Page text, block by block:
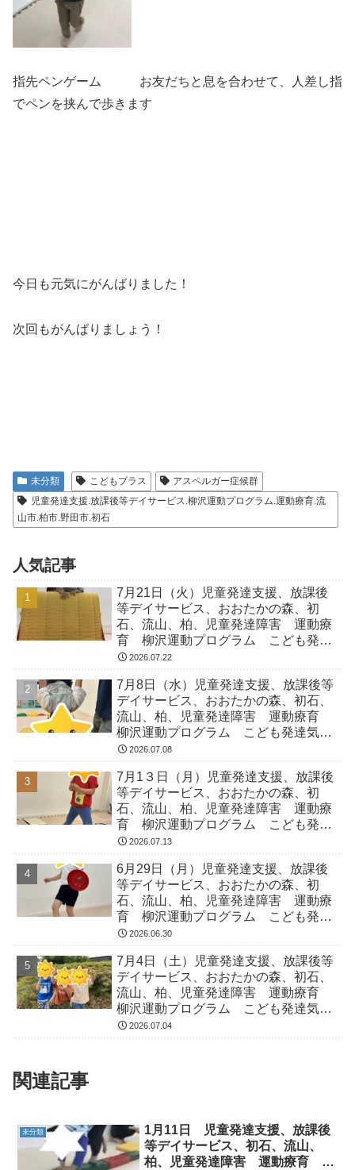
指先ペンゲーム お友だちと息を合わせて、人差し指
でペンを挟んで歩きます
今日も元気にがんばりました！
次回もがんばりましょう！
未分類 こどもプラス
アスペルガー症候群
児童発達支援.放課後等デイサービス.柳沢運動プログラム.運動療育.流
山市.柏市.野田市.初石
人気記事
7月21日（火）児童発達支援、放課後
等デイサービス、おおたかの森、初
石、流山、柏、児童発達障害 運動療
育 柳沢運動プログラム こども発達
気になる 発達障害 放デイ 自閉
2026.07.22
7月8日（水）児童発達支援、放課後等
デイサービス、おおたかの森、初石、
流山、柏、児童発達障害 運動療育
柳沢運動プログラム こども発達気に
なる 発達障害 放デイ 自閉症
2026.07.08
7月1３日（月）児童発達支援、放課後
等デイサービス、おおたかの森、初
石、流山、柏、児童発達障害 運動療
育 柳沢運動プログラム こども発達
気になる 発達障害 放デイ 自閉
2026.07.13
6月29日（月）児童発達支援、放課後
等デイサービス、おおたかの森、初
石、流山、柏、児童発達障害 運動療
育 柳沢運動プログラム こども発達
気になる 発達障害 放デイ 自閉
2026.06.30
7月4日（土）児童発達支援、放課後等
デイサービス、おおたかの森、初石、
流山、柏、児童発達障害 運動療育
柳沢運動プログラム こども発達気に
なる 発達障害 放デイ 自閉症
2026.07.04
関連記事
未分類
1月11日 児童発達支援、放課後
等デイサービス、初石、流山、
柏、児童発達障害 運動療育 柳